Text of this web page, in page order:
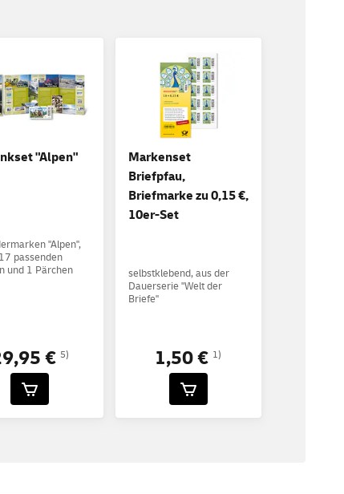
"Alpen"
"Alpen",
passenden
und 1 Pärchen
€ 5)
Markenset
Briefpfau,
Briefmarke zu 0,15 €,
10er-Set
selbstklebend, aus der
Dauerserie "Welt der
Briefe"
1,50 € 1)